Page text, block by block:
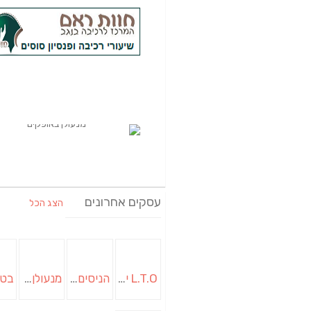
עסקים אחרונים הצג הכל
L.T.O יעוץ משכנתאות וכלכלת משפחה | יועץ משכנתאות באשכול הניסים של השף | מסעדת שף בבית | ארוחות גורמה מנעולן בבאר שבע | מנעולן באופקים | ויטלי המנעולן